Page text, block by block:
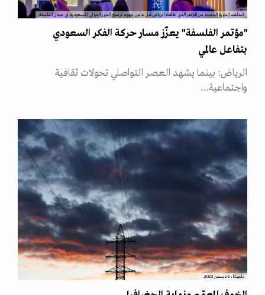
استأنفت الدورة الجديدة من المؤتمر الذي أطلقته الرياض قبل عامين جهود ترسيخ الدور الدولي للسعودية في مجال الفلسفة
"مؤتمر الفلسفة" يعزّز مسار حركة الفكر السعودي
بتفاعل عالمي
الرياض: بينما يشهد العصر التواصلي تحولات ثقافية
واجتماعية…
بلجيكا، 6 ديسمبر 2023.